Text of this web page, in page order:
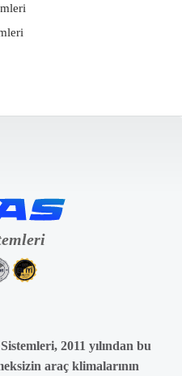
2011 yılından bu
araç klimalarının